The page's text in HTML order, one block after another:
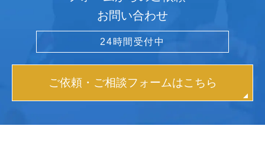
お問い合わせ
24時間受付中
ご依頼・ご相談フォームはこちら